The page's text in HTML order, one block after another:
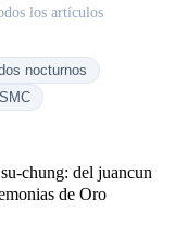
los artículos
nocturnos
chung: del juancun
de Oro